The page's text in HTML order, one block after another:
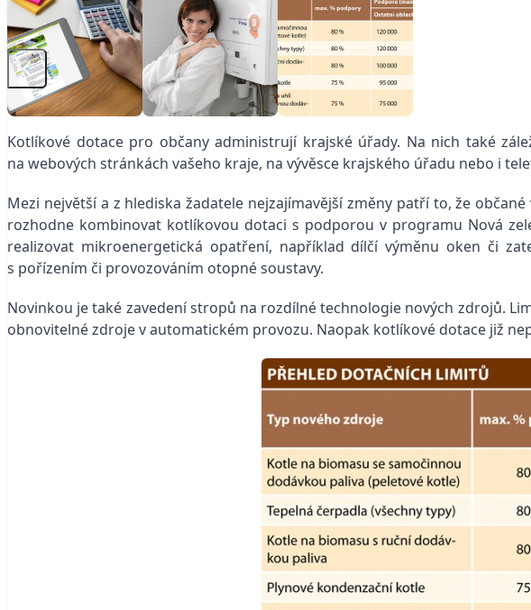
Kotlíkové dotace pro občany administrují krajské úřady. Na nich také
na webových stránkách vašeho kraje, na vývěsce krajského úřadu nebo i
Mezi největší a z hlediska žadatele nejzajímavější změny patří to, že
rozhodne kombinovat kotlíkovou dotaci s podporou v programu Nová
realizovat mikroenergetická opatření, například dílčí výměnu oken či
s pořízením či provozováním otopné soustavy.
Novinkou je také zavedení stropů na rozdílné technologie nových zdrojů.
obnovitelné zdroje v automatickém provozu. Naopak kotlíkové dotace již